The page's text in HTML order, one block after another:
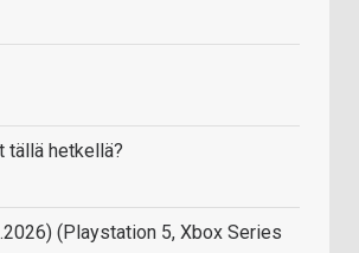
tällä hetkellä?
(Playstation 5, Xbox Series